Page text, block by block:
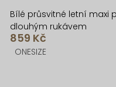
Bílé průsvitné letní maxi
dlouhým rukávem
859 Kč
ONESIZE